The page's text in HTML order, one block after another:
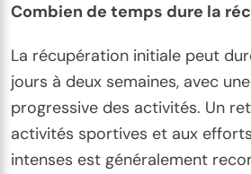
Combien de temps dure la
La récupération initiale peut
jours à deux semaines, avec
progressive des activités. Un
activités sportives et aux
intenses est généralement